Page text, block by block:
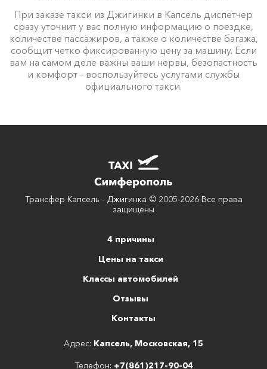
При заказе такси из Джигинки в Капсель диспетчер
сразу уточнит у вас полную информацию о поездке,
количестве пассажиров, а также о количестве багажа,
сообщит четко фиксированную цену за машину. Если
вам на самом деле важны ваши нервы, безопастность
и комфорт – воспользуйтесь услугами службы
официального такси.
Трансфер Капсель - Джигинка © 2005-2026 Все права
защищены
4 причины
Цены на такси
Классы автомобилей
Отзывы
Контакты
Адрес: Капсель, Московская, 15
Телефон: +7(861)217-90-04